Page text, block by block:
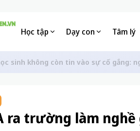
Học tập Dạy con Tâm lý
sinh không còn tin vào sự cố gắng:
ra trường làm